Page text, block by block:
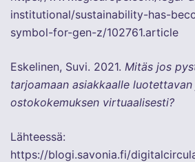
institutional/sustainability-has-
symbol-for-gen-z/102761.article
Eskelinen, Suvi. 2021. Mitäs jos
tarjoamaan asiakkaalle
ostokokemuksen virtuaalisesti?
Lähteessä:
https://blogi.savonia.fi/